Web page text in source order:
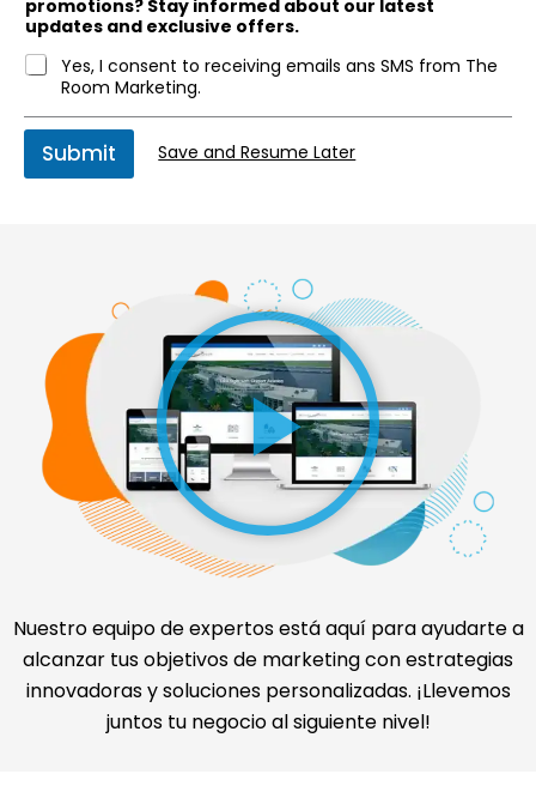
Nuestro equipo de expertos está aquí para ayudarte a
alcanzar tus objetivos de marketing con estrategias
innovadoras y soluciones personalizadas. ¡Llevemos
juntos tu negocio al siguiente nivel!
promotions? Stay informed about our latest
updates and exclusive offers.
Yes, I consent to receiving emails ans SMS from The
Room Marketing.
Submit Save and Resume Later